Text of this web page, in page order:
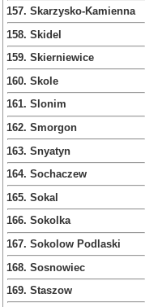
157. Skarzysko-Kamienna
158. Skidel
159. Skierniewice
160. Skole
161. Slonim
162. Smorgon
163. Snyatyn
164. Sochaczew
165. Sokal
166. Sokolka
167. Sokolow Podlaski
168. Sosnowiec
169. Staszow